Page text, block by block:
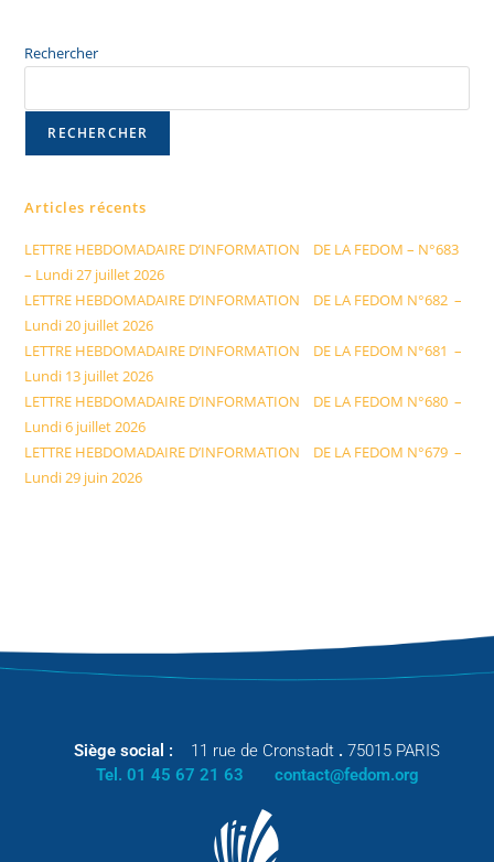
Rechercher
RECHERCHER
Articles récents
LETTRE HEBDOMADAIRE D’INFORMATION DE LA FEDOM – N°683
– Lundi 27 juillet 2026
LETTRE HEBDOMADAIRE D’INFORMATION DE LA FEDOM N°682 –
Lundi 20 juillet 2026
LETTRE HEBDOMADAIRE D’INFORMATION DE LA FEDOM N°681 –
Lundi 13 juillet 2026
LETTRE HEBDOMADAIRE D’INFORMATION DE LA FEDOM N°680 –
Lundi 6 juillet 2026
LETTRE HEBDOMADAIRE D’INFORMATION DE LA FEDOM N°679 –
Lundi 29 juin 2026
Siège social : 11 rue de Cronstadt . 75015 PARIS
Tel. 01 45 67 21 63 contact@fedom.org